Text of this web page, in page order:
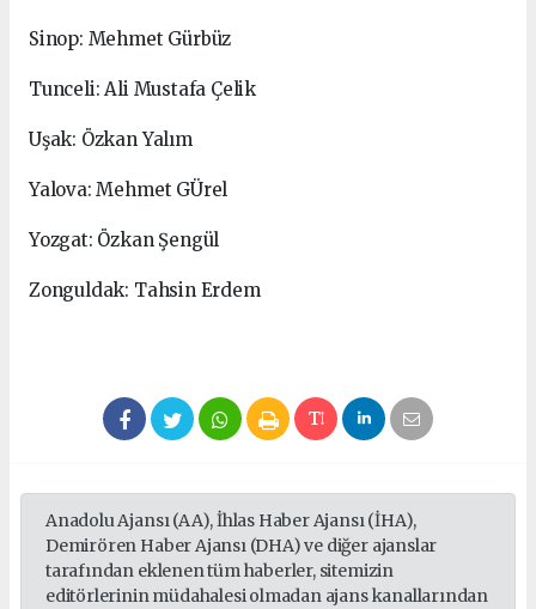
Sinop: Mehmet Gürbüz
Tunceli: Ali Mustafa Çelik
Uşak: Özkan Yalım
Yalova: Mehmet GÜrel
Yozgat: Özkan Şengül
Zonguldak: Tahsin Erdem
Anadolu Ajansı (AA), İhlas Haber Ajansı (İHA),
Demirören Haber Ajansı (DHA) ve diğer ajanslar
tarafından eklenen tüm haberler, sitemizin
editörlerinin müdahalesi olmadan ajans kanallarından